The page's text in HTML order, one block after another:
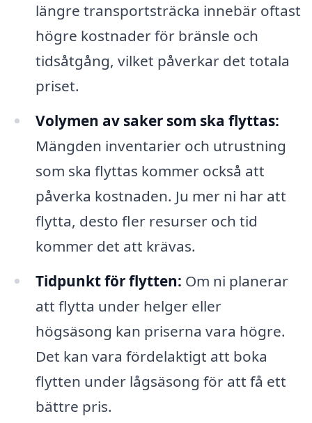
längre transportsträcka innebär oftast
högre kostnader för bränsle och
tidsåtgång, vilket påverkar det totala
priset.
Volymen av saker som ska flyttas:
Mängden inventarier och utrustning
som ska flyttas kommer också att
påverka kostnaden. Ju mer ni har att
flytta, desto fler resurser och tid
kommer det att krävas.
Tidpunkt för flytten: Om ni planerar
att flytta under helger eller
högsäsong kan priserna vara högre.
Det kan vara fördelaktigt att boka
flytten under lågsäsong för att få ett
bättre pris.